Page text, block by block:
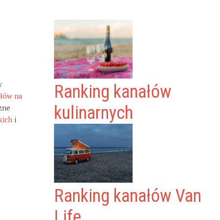
na
i
Ranking kanałów
kulinarnych
Ranking kanałów Van